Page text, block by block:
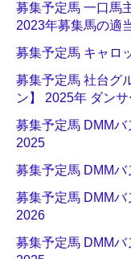
募集予定馬 一口馬
2023年募集馬の適
募集予定馬 キャロ
募集予定馬 社台グ
ン】 2025年 ダン
募集予定馬 DMM
2025
募集予定馬 DMM
募集予定馬 DMM
2026
募集予定馬 DMM